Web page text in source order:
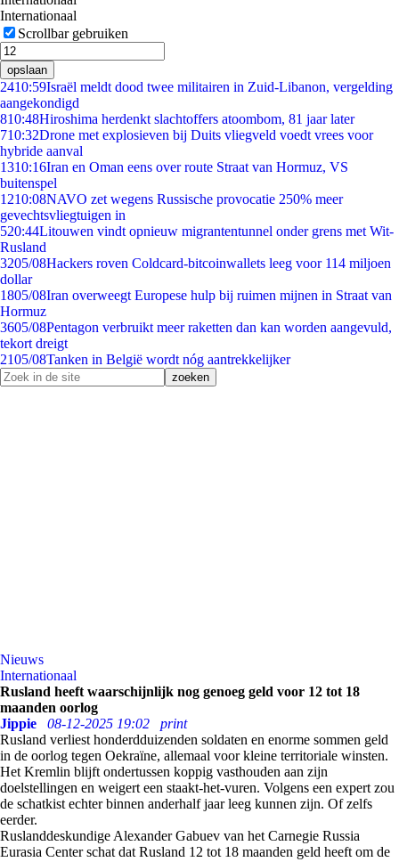
Internationaal
Scrollbar gebruiken
opslaan
2410:59Israël meldt dood twee militairen in Zuid-Libanon, vergelding
aangekondigd
810:48Hiroshima herdenkt slachtoffers atoombom, 81 jaar later
710:32Drone met explosieven bij Duits vliegveld voedt vrees voor
hybride aanval
1310:16Iran en Oman eens over route Straat van Hormuz, VS
buitenspel
1210:08NAVO zet wegens Russische provocatie 250% meer
gevechtsvliegtuigen in
520:44Litouwen vindt opnieuw migrantentunnel onder grens met Wit-
Rusland
3205/08Hackers roven Coldcard-bitcoinwallets leeg voor 114 miljoen
dollar
1805/08Iran overweegt Europese hulp bij ruimen mijnen in Straat van
Hormuz
3605/08Pentagon verbruikt meer raketten dan kan worden aangevuld,
tekort dreigt
2105/08Tanken in België wordt nóg aantrekkelijker
Nieuws
Internationaal
Rusland heeft waarschijnlijk nog genoeg geld voor 12 tot 18
maanden oorlog
Jippie
08-12-2025 19:02
print
Rusland verliest honderdduizenden soldaten en enorme sommen geld
in de oorlog tegen Oekraïne, allemaal voor kleine territoriale winsten.
Het Kremlin blijft ondertussen koppig vasthouden aan zijn
doelstellingen en weigert een staakt-het-vuren. Volgens een expert zou
de schatkist echter binnen anderhalf jaar leeg kunnen zijn. Of zelfs
eerder.
Ruslanddeskundige Alexander Gabuev van het Carnegie Russia
Eurasia Center schat dat Rusland 12 tot 18 maanden geld heeft om de